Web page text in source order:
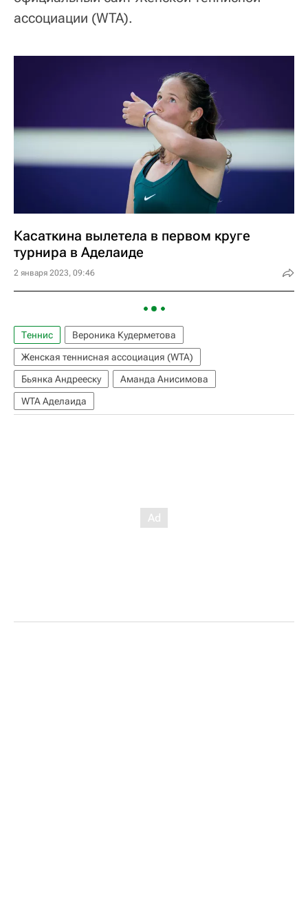
ассоциации (WTA).
Касаткина вылетела в первом круге
турнира в Аделаиде
2 января 2023, 09:46
Теннис
Вероника Кудерметова
Женская теннисная ассоциация (WTA)
Бьянка Андрееску
Аманда Анисимова
WTA Аделаида